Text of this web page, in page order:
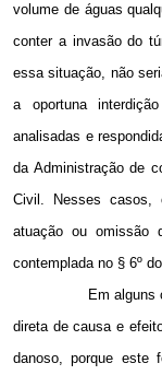
volume de águas
conter a invasão do
essa situação, não
a oportuna
analisadas e
da Administração de
Civil. Nesses casos,
atuação ou omissão
contemplada no § 6º
Em alguns
direta de causa e
danoso, porque este